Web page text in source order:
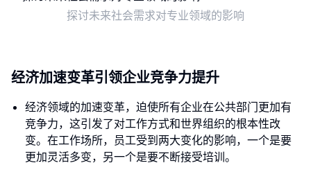
探讨未来社会需求对专业领域的影响
经济加速变革引领企业竞争力提升
经济领域的加速变革，迫使所有企业在公共部门更加有
竞争力，这引发了对工作方式和世界组织的根本性改
变。在工作场所，员工受到两大变化的影响，一个是要
更加灵活多变，另一个是要不断接受培训。